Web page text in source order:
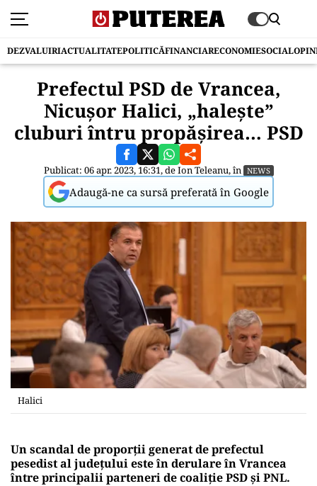
DEZVALUIRIACTUALITATEPOLITICĂFINANCIARECONOMIESOCIAL
Prefectul PSD de Vrancea,
Nicușor Halici, „halește”
cluburi întru propășirea… PSD
Publicat: 06 apr. 2023, 16:31, deIon Teleanu, în NEWS
Adaugă-ne ca sursă preferată în Google
Halici
Un scandal de proporții generat de prefectul
pesedist al județului este în derulare în Vrancea
între principalii parteneri de coaliție PSD și PNL.